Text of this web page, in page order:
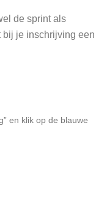
de sprint als
bij je inschrijving een
en klik op de blauwe